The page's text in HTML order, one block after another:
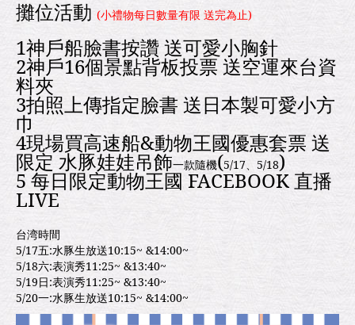
攤位活動 (小禮物每日數量有限 送完為止)
1神戶船臉書按讚 送可愛小胸針
2神戶16個景點背板投票 送空運來台資
料夾
3拍照上傳指定臉書 送日本製可愛小方
巾
4現場買高速船&動物王國優惠套票 送
限定 水豚娃娃吊飾一款隨機(5/17、5/18)
5 每日限定動物王國 FACEBOOK 直播
LIVE
台湾時間
5/17五:水豚生放送10:15~ &14:00~
5/18六:表演秀11:25~ &13:40~
5/19日:表演秀11:25~ &13:40~
5/20一:水豚生放送10:15~ &14:00~